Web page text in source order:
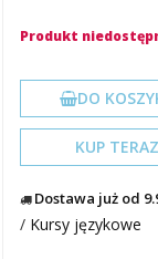
Produkt
DO
KUP TERAZ
Dostawa już od
/ Kursy językowe